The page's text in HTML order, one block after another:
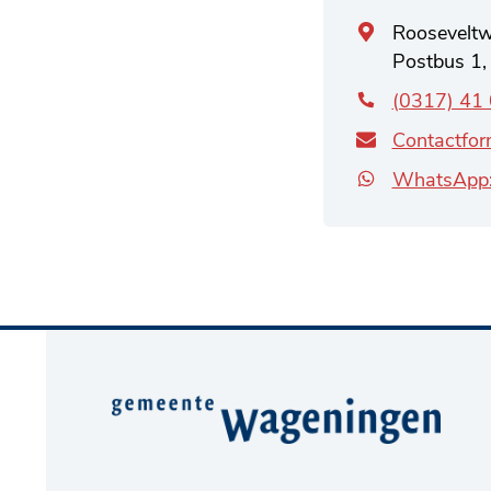
Algemeen
adresPostbus
(0317) 41
Belangrijke